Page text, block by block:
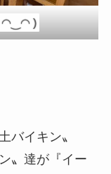
◠‿◠ )
バイキン〟
〟達が『イー